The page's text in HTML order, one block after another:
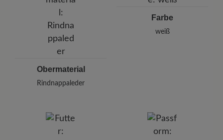
E-mail:
Telefon: 0800 51 65 65 56 (gebührenfrei)
Obermaterial
Rindnappaleder
Farbe
weiß